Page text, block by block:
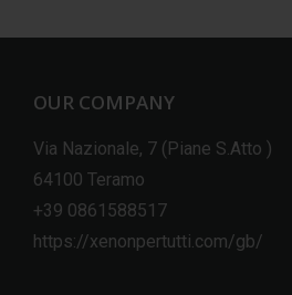
OUR COMPANY
Via Nazionale, 7 (Piane S.Atto )
64100 Teramo
+39 0861588517
https://xenonpertutti.com/gb/